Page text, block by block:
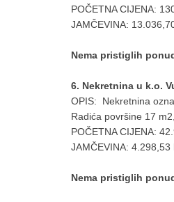
POČETNA CIJENA:
JAMČEVINA:
Nema pristiglih
6. Nekretnina u k.o.
OPIS: Nekretnina
Radića površine 17
POČETNA CIJENA:
JAMČEVINA: 4.298,53
Nema pristiglih